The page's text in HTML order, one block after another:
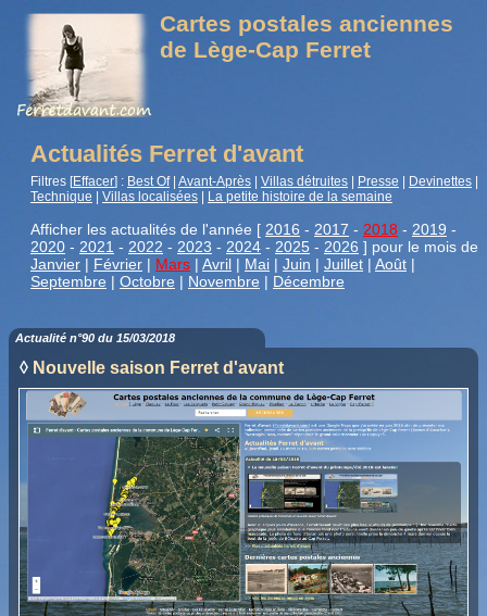
Cartes postales anciennes
de Lège-Cap Ferret
Actualités Ferret d'avant
Filtres [Effacer] : Best Of| Avant-Après Villas détruites Presse Devinettes
Technique
Villas localisées La petite histoire de la semaine
Afficher les actualités de l'année [ 2016 - 2017 - 2018 - 2019 -
2020 - 2021 - 2022 - 2023 - 2024 - 2025 - 2026 ] pour le mois de
Janvier | Février | Mars | Avril | Mai | Juin | Juillet | Août |
Septembre | Octobre | Novembre | Décembre
Actualité n°90 du 15/03/2018
◊ Nouvelle saison Ferret d'avant